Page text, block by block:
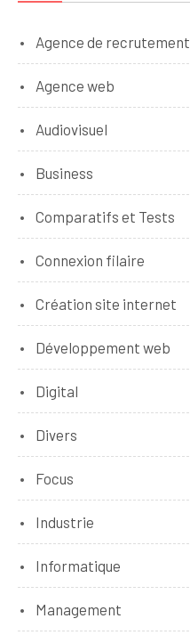
Agence de recrutement
Agence web
Audiovisuel
Business
Comparatifs et Tests
Connexion filaire
Création site internet
Développement web
Digital
Divers
Focus
Industrie
Informatique
Management